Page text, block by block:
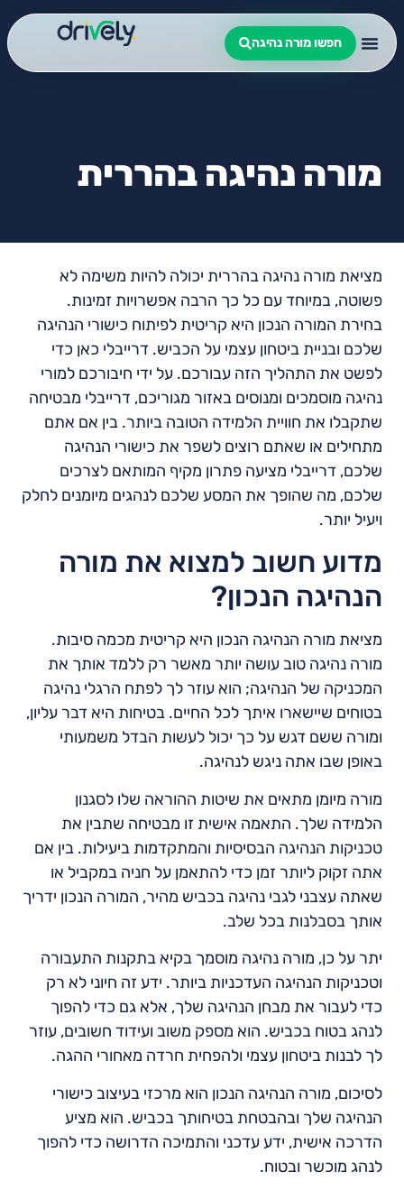
חפשו מורה נהיגה
מורה נהיגה בהררית
מציאת מורה נהיגה בהררית יכולה להיות משימה לא
פשוטה, במיוחד עם כל כך הרבה אפשרויות זמינות.
בחירת המורה הנכון היא קריטית לפיתוח כישורי הנהיגה
שלכם ובניית ביטחון עצמי על הכביש. דרייבלי כאן כדי
לפשט את התהליך הזה עבורכם. על ידי חיבורכם למורי
נהיגה מוסמכים ומנוסים באזור מגוריכם, דרייבלי מבטיחה
שתקבלו את חוויית הלמידה הטובה ביותר. בין אם אתם
מתחילים או שאתם רוצים לשפר את כישורי הנהיגה
שלכם, דרייבלי מציעה פתרון מקיף המותאם לצרכים
שלכם, מה שהופך את המסע שלכם לנהגים מיומנים לחלק
ויעיל יותר.
מדוע חשוב למצוא את מורה
הנהיגה הנכון?
מציאת מורה הנהיגה הנכון היא קריטית מכמה סיבות.
מורה נהיגה טוב עושה יותר מאשר רק ללמד אותך את
המכניקה של הנהיגה; הוא עוזר לך לפתח הרגלי נהיגה
בטוחים שיישארו איתך לכל החיים. בטיחות היא דבר עליון,
ומורה ששם דגש על כך יכול לעשות הבדל משמעותי
באופן שבו אתה ניגש לנהיגה.
מורה מיומן מתאים את שיטות ההוראה שלו לסגנון
הלמידה שלך. התאמה אישית זו מבטיחה שתבין את
טכניקות הנהיגה הבסיסיות והמתקדמות ביעילות. בין אם
אתה זקוק ליותר זמן כדי להתאמן על חניה במקביל או
שאתה עצבני לגבי נהיגה בכביש מהיר, המורה הנכון ידריך
אותך בסבלנות בכל שלב.
יתר על כן, מורה נהיגה מוסמך בקיא בתקנות התעבורה
וטכניקות הנהיגה העדכניות ביותר. ידע זה חיוני לא רק
כדי לעבור את מבחן הנהיגה שלך, אלא גם כדי להפוך
לנהג בטוח בכביש. הוא מספק משוב ועידוד חשובים, עוזר
לך לבנות ביטחון עצמי ולהפחית חרדה מאחורי ההגה.
לסיכום, מורה הנהיגה הנכון הוא מרכזי בעיצוב כישורי
הנהיגה שלך ובהבטחת בטיחותך בכביש. הוא מציע
הדרכה אישית, ידע עדכני והתמיכה הדרושה כדי להפוך
לנהג מוכשר ובטוח.